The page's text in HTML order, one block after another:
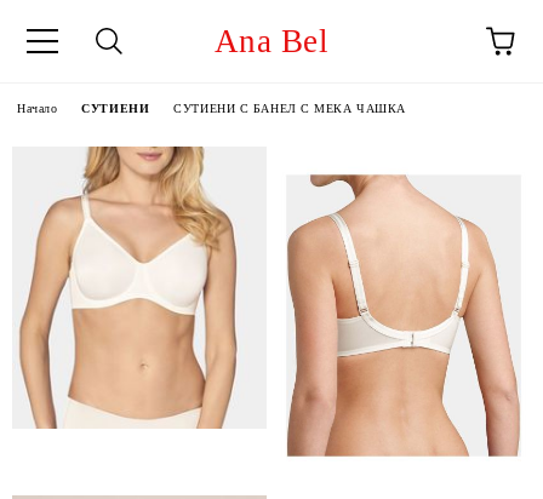
Ana Bel
Начало СУТИЕНИ СУТИЕНИ С БАНЕЛ С МЕКА ЧАШКА